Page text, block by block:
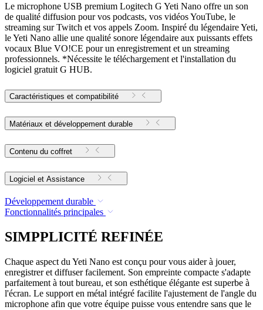
Le microphone USB premium Logitech G Yeti Nano offre un son
de qualité diffusion pour vos podcasts, vos vidéos YouTube, le
streaming sur Twitch et vos appels Zoom. Inspiré du légendaire Yeti,
le Yeti Nano allie une qualité sonore légendaire aux puissants effets
vocaux Blue VO!CE pour un enregistrement et un streaming
professionnels. *Nécessite le téléchargement et l'installation du
logiciel gratuit G HUB.
Caractéristiques et compatibilité
Matériaux et développement durable
Contenu du coffret
Logiciel et Assistance
Développement durable
Fonctionnalités principales
SIMPPLICITÉ REFINÉE
Chaque aspect du Yeti Nano est conçu pour vous aider à jouer,
enregistrer et diffuser facilement. Son empreinte compacte s'adapte
parfaitement à tout bureau, et son esthétique élégante est superbe à
l'écran. Le support en métal intégré facilite l'ajustement de l'angle du
microphone afin que votre équipe puisse vous entendre sans que le